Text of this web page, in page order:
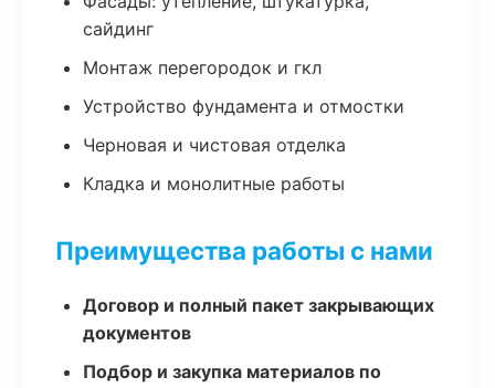
сайдинг
Монтаж перегородок и гкл
Устройство фундамента и отмостки
Черновая и чистовая отделка
Кладка и монолитные работы
Преимущества работы с нами
Договор и полный пакет закрывающих
документов
Подбор и закупка материалов по